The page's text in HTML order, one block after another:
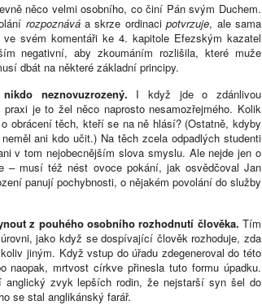
něco velmi osobního, co činí Pán svým Duchem.
rozpoznáváa skrze ordinacipotvrzuje, ale sama
svém komentáři ke 4. kapitole Efezským kazatel
negativní, aby zkoumáním rozlišila, které muže
dbát na některé základní principy.
neznovuzrozený. I když jde o zdánlivou
je to žel něco naprosto nesamozřejmého. Kolik
obrácení těch, kteří se na ně hlásí? (Ostatně, kdyby
ani kdo učit.) Na těch zcela odpadlých studenti
v tom nejobecnějším slova smyslu. Ale nejde jen o
musí též nést ovoce pokání, jak osvědčoval Jan
panují pochybnosti, o nějakém povolání do služby
z pouhého osobního rozhodnutí člověka. Tím
jako když se dospívající člověk rozhoduje, zda
jiným. Když vstup do úřadu zdegeneroval do této
naopak, mrtvost církve přinesla tuto formu úpadku.
anglický zvyk lepších rodin, že nejstarší syn šel do
se stal anglikánský farář.